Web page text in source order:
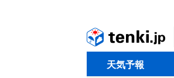
天気予報